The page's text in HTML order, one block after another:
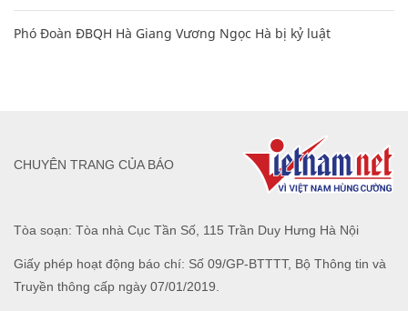
Phó Đoàn ĐBQH Hà Giang Vương Ngọc Hà bị kỷ luật
Tòa soạn: Tòa nhà Cục Tần Số, 115 Trần Duy Hưng Hà Nội
Giấy phép hoạt động báo chí: Số 09/GP-BTTTT, Bộ Thông tin và
Truyền thông cấp ngày 07/01/2019.
CHUYÊN TRANG CỦA BÁO